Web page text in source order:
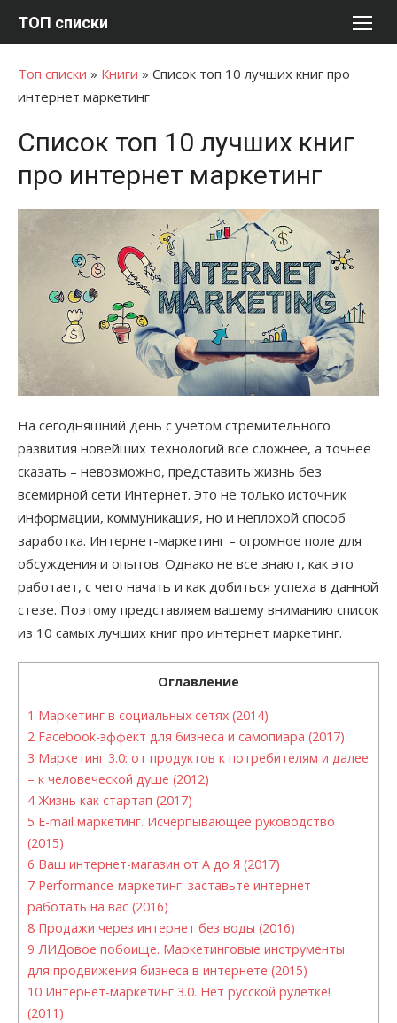
ТОП списки
Топ списки » Книги » Список топ 10 лучших книг про
интернет маркетинг
Список топ 10 лучших книг
про интернет маркетинг
На сегодняшний день с учетом стремительного
развития новейших технологий все сложнее, а точнее
сказать – невозможно, представить жизнь без
всемирной сети Интернет. Это не только источник
информации, коммуникация, но и неплохой способ
заработка. Интернет-маркетинг – огромное поле для
обсуждения и опытов. Однако не все знают, как это
работает, с чего начать и как добиться успеха в данной
стезе. Поэтому представляем вашему вниманию список
из 10 самых лучших книг про интернет маркетинг.
Оглавление
1 Маркетинг в социальных сетях (2014)
2 Facebook-эффект для бизнеса и самопиара (2017)
3 Маркетинг 3.0: от продуктов к потребителям и далее
– к человеческой душе (2012)
4Жизнь как стартап (2017)
5 E-mail маркетинг. Исчерпывающее руководство
(2015)
6 Ваш интернет-магазин от А до Я (2017)
7 Performance-маркетинг: заставьте интернет
работать на вас (2016)
8 Продажи через интернет без воды (2016)
9 ЛИДовое побоище. Маркетинговые инструменты
для продвижения бизнеса в интернете (2015)
10 Интернет-маркетинг 3.0. Нет русской рулетке!
(2011)